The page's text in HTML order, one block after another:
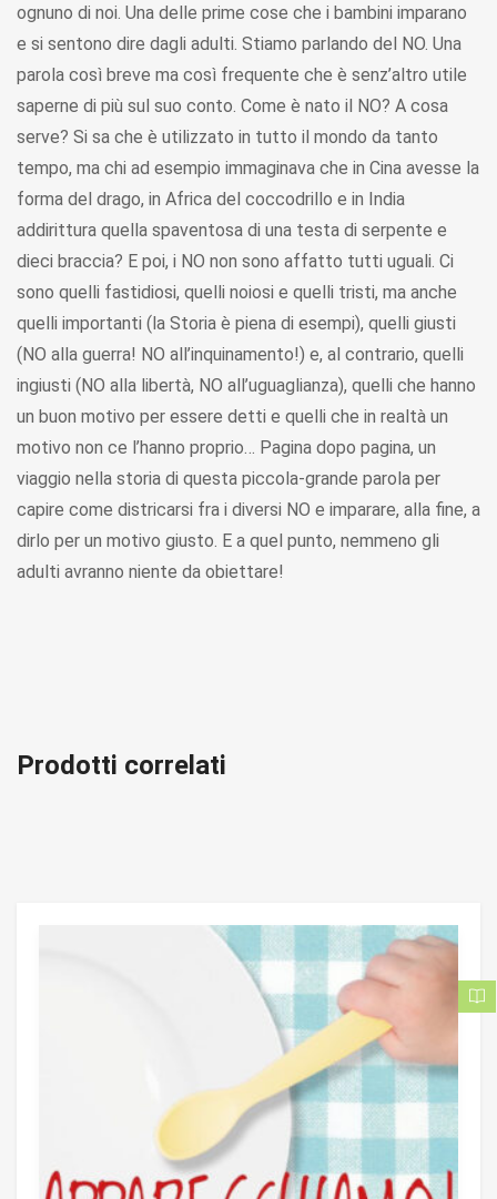
ognuno di noi. Una delle prime cose che i bambini imparano
e si sentono dire dagli adulti. Stiamo parlando del NO. Una
parola così breve ma così frequente che è senz’altro utile
saperne di più sul suo conto. Come è nato il NO? A cosa
serve? Si sa che è utilizzato in tutto il mondo da tanto
tempo, ma chi ad esempio immaginava che in Cina avesse la
forma del drago, in Africa del coccodrillo e in India
addirittura quella spaventosa di una testa di serpente e
dieci braccia? E poi, i NO non sono affatto tutti uguali. Ci
sono quelli fastidiosi, quelli noiosi e quelli tristi, ma anche
quelli importanti (la Storia è piena di esempi), quelli giusti
(NO alla guerra! NO all’inquinamento!) e, al contrario, quelli
ingiusti (NO alla libertà, NO all’uguaglianza), quelli che hanno
un buon motivo per essere detti e quelli che in realtà un
motivo non ce l’hanno proprio… Pagina dopo pagina, un
viaggio nella storia di questa piccola-grande parola per
capire come districarsi fra i diversi NO e imparare, alla fine, a
dirlo per un motivo giusto. E a quel punto, nemmeno gli
adulti avranno niente da obiettare!
Prodotti correlati